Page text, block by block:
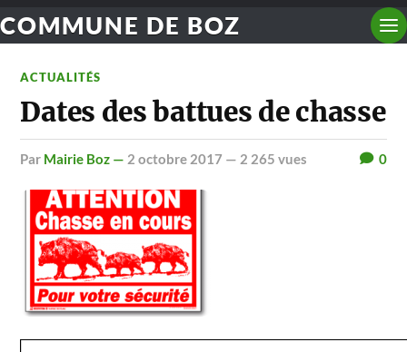
COMMUNE DE BOZ
ACTUALITÉS
Dates des battues de chasse
par Mairie Boz — 2 octobre 2017 — 2 265 vues 0